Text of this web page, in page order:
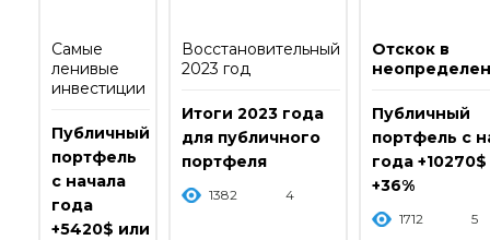
Самые
ленивые
инвестиции
Публичный
портфель
с начала
года
+5420$ или
Восстановительный
2023 год
Итоги 2023 года
для публичного
портфеля
1382 4
Отскок в
Публичный
портфель с
года
+36%
1712 5